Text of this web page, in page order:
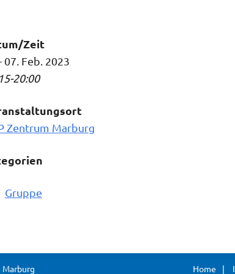
Zeit
07. Feb. 2023
20:00
Zentrum Marburg
Gruppe
Home